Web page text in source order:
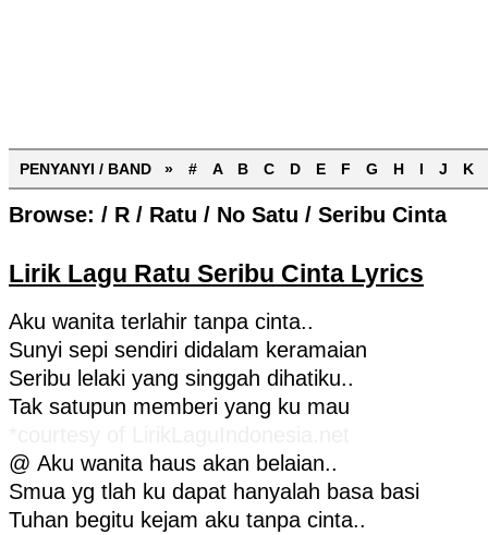
PENYANYI / BAND » # A B C D E F G H I J K
Browse: / R / Ratu / No Satu / Seribu Cinta
Lirik Lagu Ratu Seribu Cinta Lyrics
Aku wanita terlahir tanpa cinta..
Sunyi sepi sendiri didalam keramaian
Seribu lelaki yang singgah dihatiku..
Tak satupun memberi yang ku mau
@ Aku wanita haus akan belaian..
Smua yg tlah ku dapat hanyalah basa basi
Tuhan begitu kejam aku tanpa cinta..